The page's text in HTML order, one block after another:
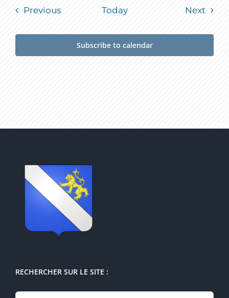
PreviousEvents Today Next
Subscribe to calendar
RECHERCHER SUR LE SITE :